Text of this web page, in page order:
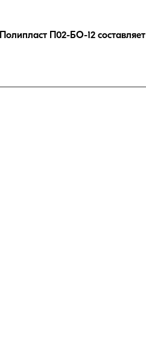
Полипласт П02-БО-12 составляет